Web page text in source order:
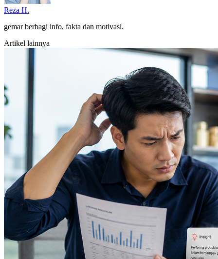
Reza H.
gemar berbagi info, fakta dan motivasi.
Artikel lainnya